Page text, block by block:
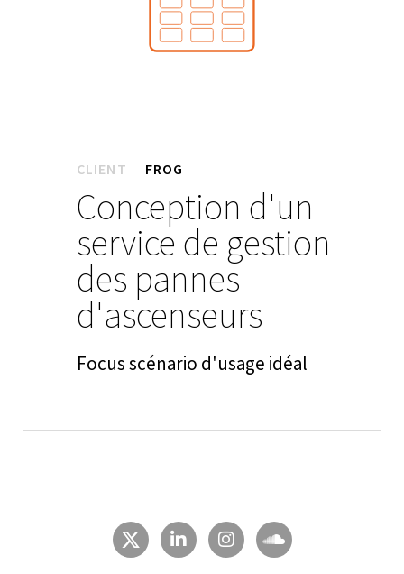
CLIENT FROG
Conception d'un
service de gestion
des pannes
d'ascenseurs
Focus scénario d'usage idéal